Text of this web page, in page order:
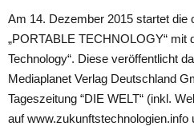
Am 14. Dezember 2015 startet die
„PORTABLE TECHNOLOGY“ mit
Technology“. Diese veröffentlicht
Mediaplanet Verlag Deutschland
Tageszeitung “DIE WELT“ (inkl.
auf